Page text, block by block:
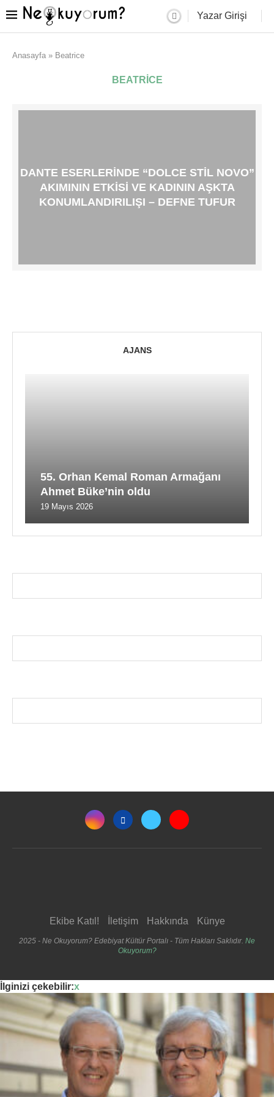
Yazar Girişi
Anasayfa » Beatrice
BEATRICE
DANTE ESERLERINDE “DOLCE STIL NOVO”
AKIMININ ETKISI VE KADININ AŞKTA
KONUMLANDIRILIŞI – DEFNE TUFUR
AJANS
55. Orhan Kemal Roman Armağanı
Ahmet Büke’nin oldu
19 Mayıs 2026
Ekibe Katıl! İletişim Hakkında Künye
2025 - Ne Okuyorum? Edebiyat Kültür Portalı - Tüm Hakları Saklıdır. Ne
Okuyorum?
İlginizi çekebilir:x